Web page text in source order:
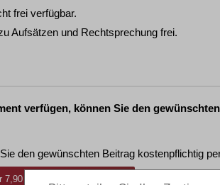
frei verfügbar.
Aufsätzen und Rechtsprechung frei.
verfügen, können Sie den
den gewünschten Beitrag kostenpflichtig
7,90 € inkl. 7 % MwSt. kaufen